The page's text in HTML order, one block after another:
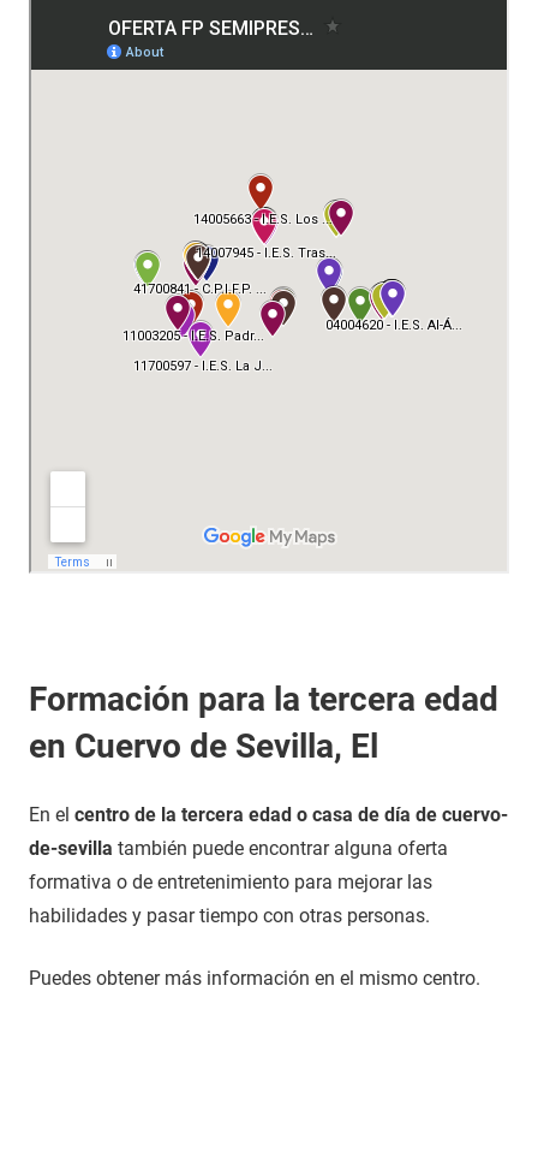
Formación para la tercera edad
en Cuervo de Sevilla, El
En el centro de la tercera edad o casa de día de cuervo-
de-sevilla también puede encontrar alguna oferta
formativa o de entretenimiento para mejorar las
habilidades y pasar tiempo con otras personas.
Puedes obtener más información en el mismo centro.